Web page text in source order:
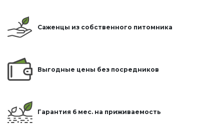
Саженцы из собственного питомника
Выгодные цены без посредников
Гарантия 6 мес. на приживаемость